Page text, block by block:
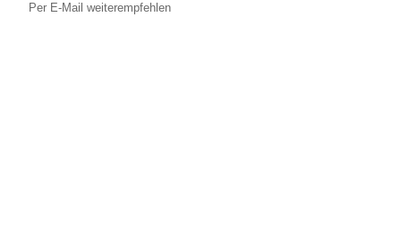
Per E-Mail weiterempfehlen